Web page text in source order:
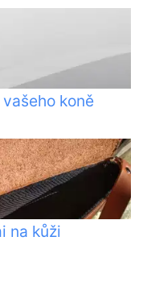
koně
na kůži